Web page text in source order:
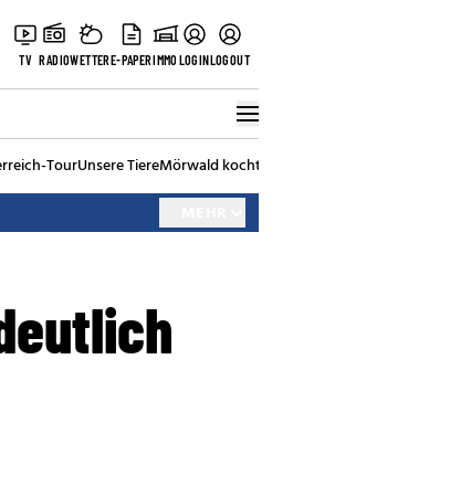
TV RADIOWETTERE-PAPERIMMOLOGINLOGOUT
TourUnsere TiereMörwald kocht